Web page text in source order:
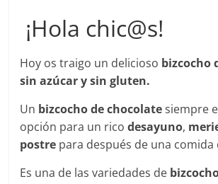
¡Hola chic@s!
Hoy os traigo un delicioso bizcocho
sin azúcar y sin gluten.
Un bizcocho de chocolatesiempre
opción para un ricodesayuno,
postre para después de una comida
Es una de las variedades de